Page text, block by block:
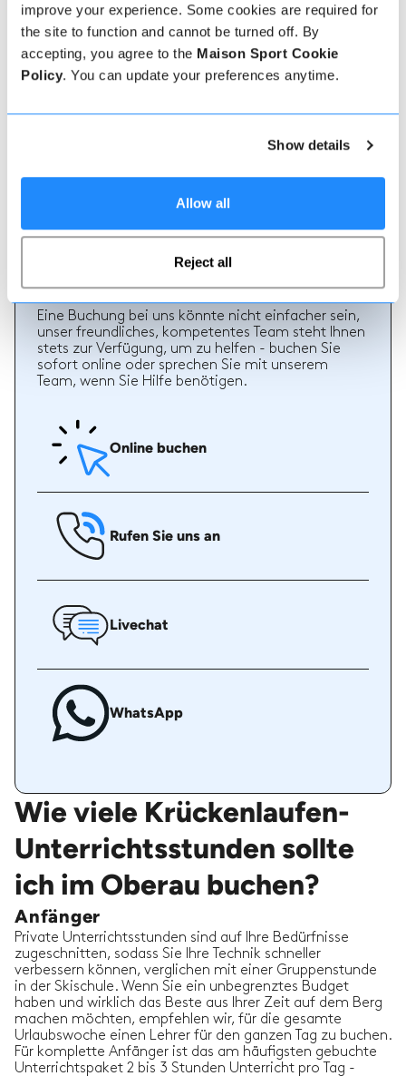
improve your experience. Some cookies are required for
the site to function and cannot be turned off. By
accepting, you agree to the Maison Sport Cookie
Policy. You can update your preferences anytime.
Show details
Allow all
Reject all
Echte Lehrer Bewertungen
Informationen bei der Auswahl eines Lehrers. Sie
können sehen, ob ein Lehrer regelmäßig einen
Wie man bucht
Eine Buchung bei uns könnte nicht einfacher sein,
unser freundliches, kompetentes Team steht Ihnen
stets zur Verfügung, um zu helfen - buchen Sie
sofort online oder sprechen Sie mit unserem
Team, wenn Sie Hilfe benötigen.
Online buchen
Rufen Sie uns an
Livechat
WhatsApp
Wie viele Krückenlaufen-
Unterrichtsstunden sollte
ich im Oberau buchen?
Anfänger
Private Unterrichtsstunden sind auf Ihre Bedürfnisse
zugeschnitten, sodass Sie Ihre Technik schneller
verbessern können, verglichen mit einer Gruppenstunde
in der Skischule. Wenn Sie ein unbegrenztes Budget
haben und wirklich das Beste aus Ihrer Zeit auf dem Berg
machen möchten, empfehlen wir, für die gesamte
Urlaubswoche einen Lehrer für den ganzen Tag zu buchen.
Für komplette Anfänger ist das am häufigsten gebuchte
Unterrichtspaket 2 bis 3 Stunden Unterricht pro Tag -